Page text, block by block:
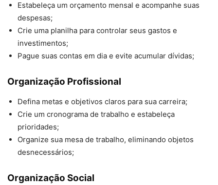
Estabeleça um orçamento mensal e acompanhe suas
despesas;
Crie uma planilha para controlar seus gastos e
investimentos;
Pague suas contas em dia e evite acumular dívidas;
Organização Profissional
Defina metas e objetivos claros para sua carreira;
Crie um cronograma de trabalho e estabeleça
prioridades;
Organize sua mesa de trabalho, eliminando objetos
desnecessários;
Organização Social